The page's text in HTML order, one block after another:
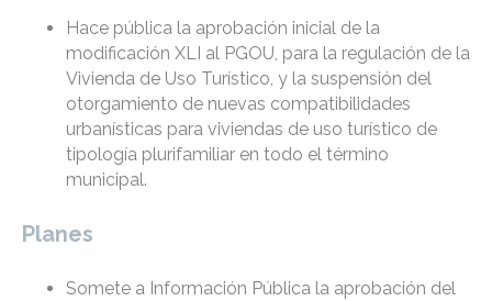
Hace pública la aprobación inicial de la
modificación XLI al PGOU, para la regulación de la
Vivienda de Uso Turístico, y la suspensión del
otorgamiento de nuevas compatibilidades
urbanísticas para viviendas de uso turístico de
tipología plurifamiliar en todo el término
municipal.
Planes
Somete a Información Pública la aprobación del